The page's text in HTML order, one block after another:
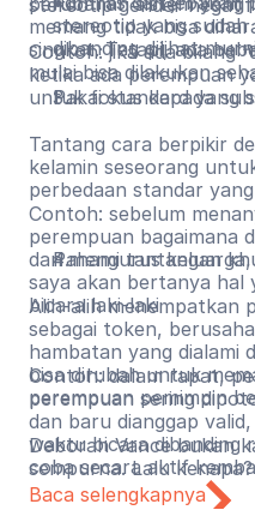
stereotip yang
dibanding dilihat
memang tidak bisa
singkat. Tetapi, ada
mulai bisa dilakukan
stereotip gender negatif
Contoh: jika ada bilang
ketika ada perempuan
untuk fokus kepada
Pakai standard yang
Tantang cara berpikir
kelamin seseorang
perbedaan standar
Contoh: sebelum
perempuan bagaimana
dan mengurus
saya akan bertanya hal
bicara laki-laki
Pahami tantangan
Alih-alih menempatkan
sebagai token,
hambatan yang dialami
bisa dirubah untuk
perempuan pemimpin
Contoh: dalam rapat,
perempuan sering
dan baru dianggap
waktu bicara dibanding
coba secara aktif
aslinya.
Deborah Vance bukan
sempurna. Lalu
tidak sempurna
Baca selengkapnya